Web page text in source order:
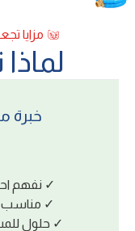
ﻣﺰاﻳﺎ
ﺸﻔﺎﻓﻴﺔ
ﺗﺸﻤﻞ
ﻣﺒﺎﺷﺮة